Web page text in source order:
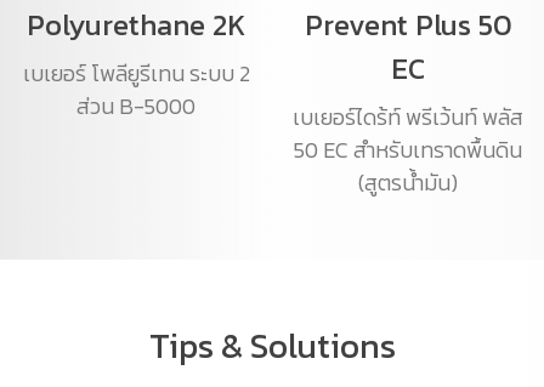
Polyurethane 2K
เบเยอร์ โพลียูรีเทน ระบบ 2
ส่วน B-5000
Prevent Plus 50
EC
เบเยอร์ไดร้ท์ พรีเว้นท์ พลัส
50 EC สำหรับเทราดพื้นดิน
(สูตรน้ำมัน)
Tips & Solutions